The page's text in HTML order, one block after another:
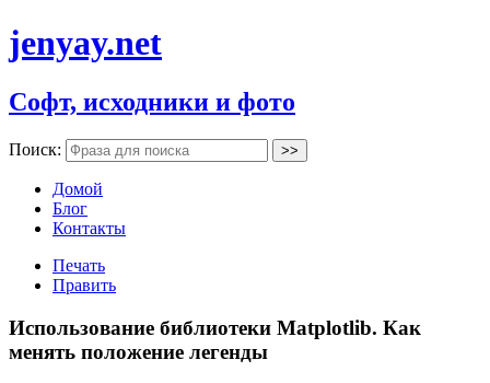
jenyay.net
Софт, исходники и фото
Поиск:
Домой
Блог
Контакты
Печать
Править
Использование библиотеки Matplotlib. Как
менять положение легенды